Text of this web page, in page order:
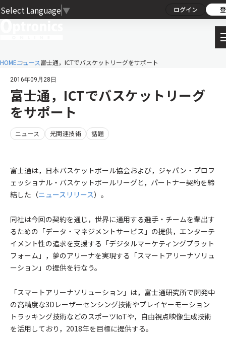
Select Language ▼ ログイン
HOMEニュース富士通，ICTでバスケットリーグをサポート
2016年09月28日
富士通，ICTでバスケットリーグ
をサポート
ニュース 光関連技術 話題
富士通は，日本バスケットボール協会および，ジャパン・プロフ
ェッショナル・バスケットボールリーグと，パートナー契約を締
結した（ニュースリリース）。
同社は今回の契約を通じ，世界に通用する選手・チームを輩出す
るための「データ・マネジメントサービス」の提供，エンターテ
イメント性の追求を支援する「デジタルマーケティングプラット
フォーム」，夢のアリーナを実現する「スマートアリーナソリュ
ーション」の提供を行なう。
「スマートアリーナソリューション」は，富士通研究所で開発中
の高精度な3Dレーザーセンシング技術やプレイヤーモーション
トラッキング技術などのスポーツIoTや，自由視点映像生成技術
を活用しており，2018年を目標に提供する。